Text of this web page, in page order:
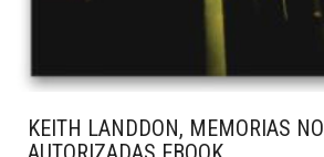
KEITH LANDDON, MEMORIAS NO